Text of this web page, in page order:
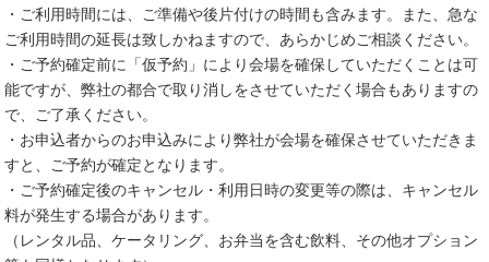
・ご利用時間には、ご準備や後片付けの時間も含みます。また、急な
ご利用時間の延長は致しかねますので、あらかじめご相談ください。
・ご予約確定前に「仮予約」により会場を確保していただくことは可
能ですが、弊社の都合で取り消しをさせていただく場合もありますの
で、ご了承ください。
・お申込者からのお申込みにより弊社が会場を確保させていただきま
すと、ご予約が確定となります。
・ご予約確定後のキャンセル・利用日時の変更等の際は、キャンセル
料が発生する場合があります。
（レンタル品、ケータリング、お弁当を含む飲料、その他オプション